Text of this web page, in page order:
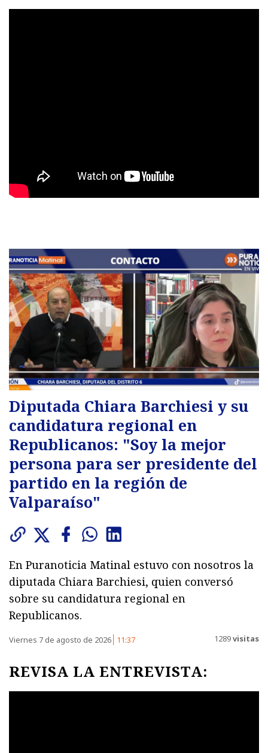
Diputada Chiara Barchiesi y su
candidatura regional en
Republicanos: "Soy la mejor
persona para ser presidente del
partido en la región de
Valparaíso"
En Puranoticia Matinal estuvo con nosotros la
diputada Chiara Barchiesi, quien conversó
sobre su candidatura regional en
Republicanos.
Viernes 7 de agosto de 2026 11:37 1289visitas
REVISA LA ENTREVISTA: